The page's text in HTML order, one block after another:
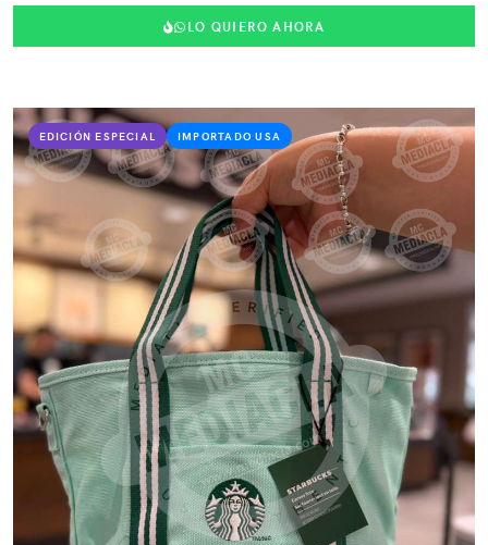
LO QUIERO AHORA
EDICIÓN ESPECIAL IMPORTADO USA
VER PRODUCTO